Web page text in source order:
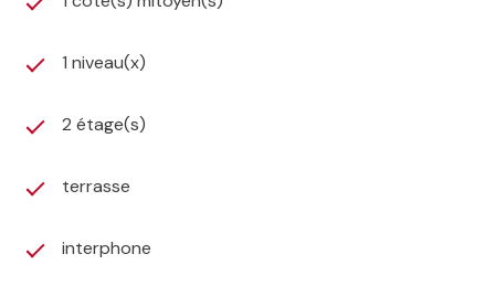
1 niveau(x)
2 étage(s)
terrasse
interphone